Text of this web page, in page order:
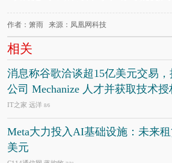
作者：箫雨 来源：凤凰网科技
相关
消息称谷歌洽谈超15亿美元交易
公司 Mechanize 人才并获取技术授
IT之家 远洋 8/6
Meta大力投入AI基础设施：未来
美元